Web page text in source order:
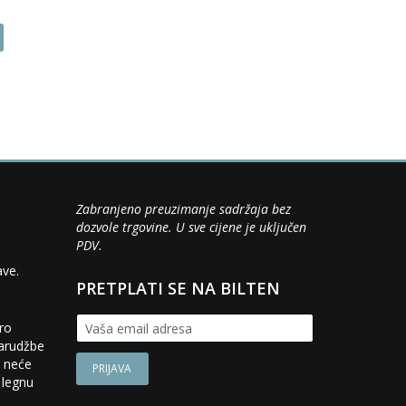
product
may
page
Zabranjeno preuzimanje sadržaja bez
dozvole trgovine. U sve cijene je uključen
PDV.
PRETPLATI SE NA BILTEN